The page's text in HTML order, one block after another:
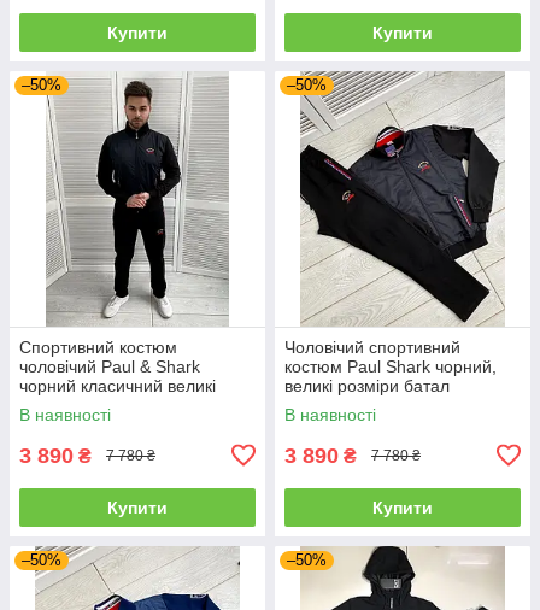
Купити Купити
–50%
Спортивний костюм
чоловічий Paul & Shark
чорний класичний великі
розміри, Модні чоловічі
спортивні костюми
В наявності
3 890 ₴ 7 780 ₴
Купити
–50%
Чоловічий спортивний
костюм Paul Shark чорний,
великі розміри батал
В наявності
3 890 ₴ 7 780 ₴
Купити
–50% –50%